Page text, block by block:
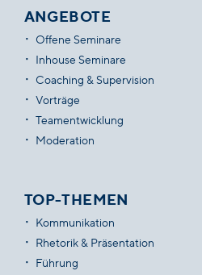
ANGEBOTE
Offene Seminare
Inhouse Seminare
Coaching & Supervision
Vorträge
Teamentwicklung
Moderation
TOP-THEMEN
Kommunikation
Rhetorik & Präsentation
Führung